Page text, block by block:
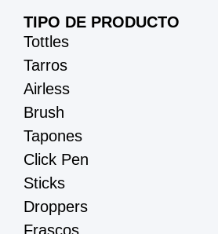
TIPO DE PRODUCTO
Tottles
Tarros
Airless
Brush
Tapones
Click Pen
Sticks
Droppers
Frascos